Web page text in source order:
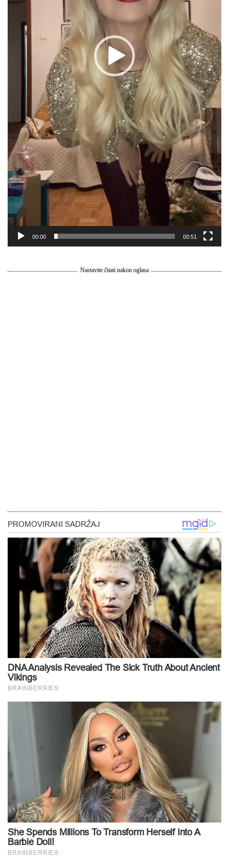
00:00 00:51
Nastavite čitati nakon oglasa